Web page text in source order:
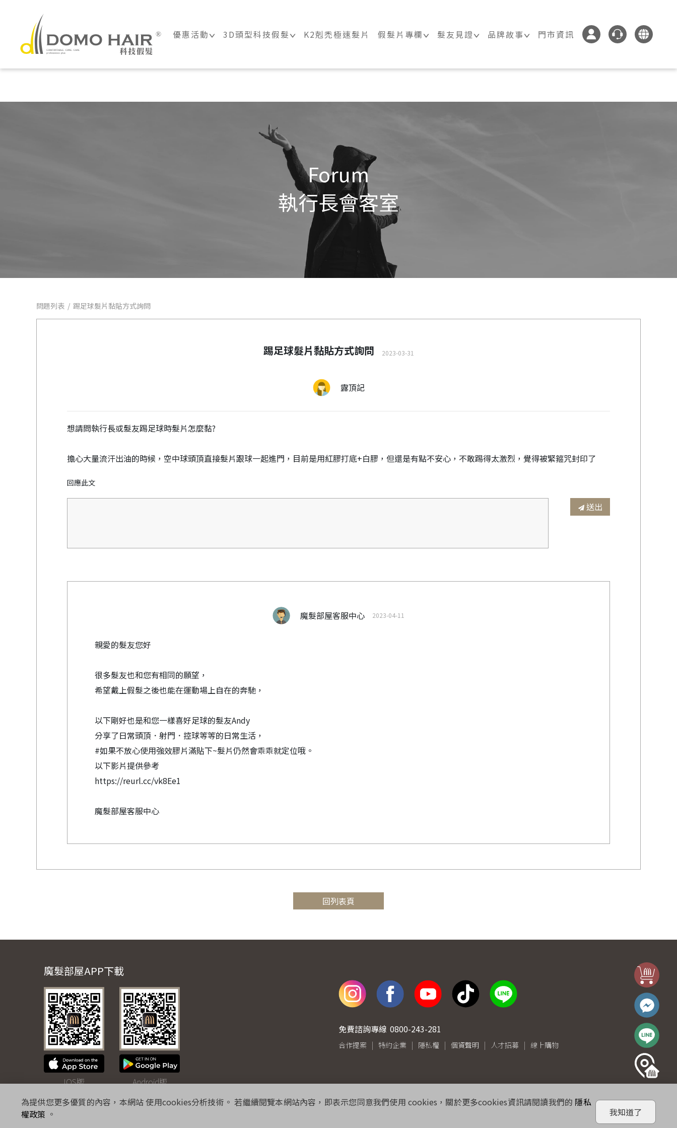
優惠活動
3D頭型科技假髮 K2剋禿極速髮片 假髮片專欄 髮友見證 品牌故事 門市資訊
Forum
執行長會客室
問題列表 / 踢足球髮片黏貼方式詢問
踢足球髮片黏貼方式詢問 2023-03-31
露頂記
想請問執行長或髮友踢足球時髮片怎麼黏?
擔心大量流汗出油的時候，空中球頭頂直接髮片跟球一起進門，目前是用紅膠打底+白膠，但還是有點不安心，不敢踢得太激烈，覺得被緊箍咒封印了
回應此文
送出
魔髮部屋客服中心 2023-04-11
親愛的髮友您好
很多髮友也和您有相同的願望，
希望戴上假髮之後也能在運動場上自在的奔馳，
以下剛好也是和您一樣喜好足球的髮友Andy
分享了日常頭頂．射門．控球等等的日常生活，
#如果不放心使用強效膠片滿貼下~髮片仍然會乖乖就定位哦。
以下影片提供參考
https://reurl.cc/vk8Ee1
魔髮部屋客服中心
回列表頁
魔髮部屋APP下載
IOS版 Android版
免費諮詢專線 0800-243-281
合作提案 特約企業 隱私權 個資聲明 人才招募 線上購物
為提供您更多優質的內容，本網站 使用cookies分析技術。 若繼續閱覽本網站內容，即表示您同意我們使用 cookies，關於更多cookies資訊請閱讀我們的 隱私
權政策 。 我知道了